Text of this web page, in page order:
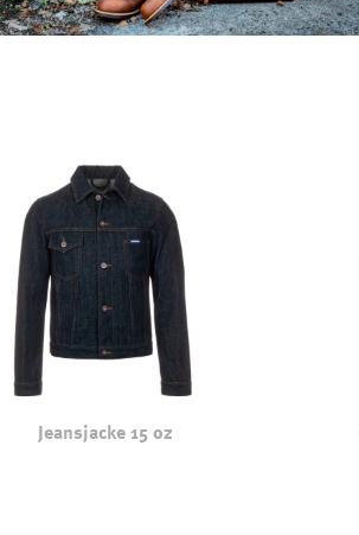
Jeansjacke 15 oz